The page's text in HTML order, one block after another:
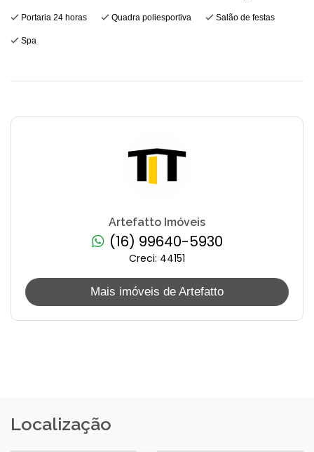
Portaria 24 horas Quadra poliesportiva Salão de festas
Spa
Artefatto Imóveis
(16) 99640-5930
Creci: 44151
Mais imóveis de Artefatto
Localização